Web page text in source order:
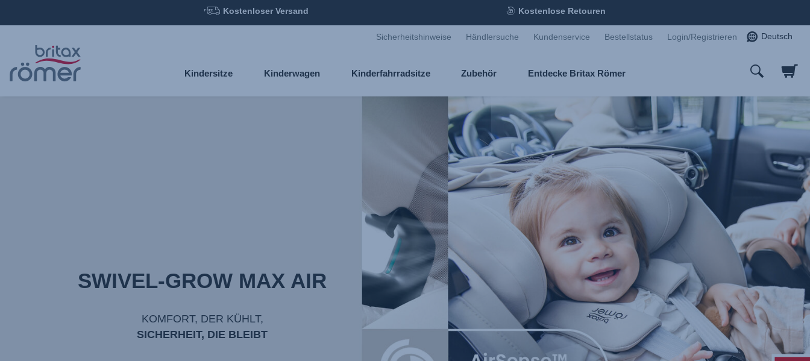
Hauptinhalt
springen
Kostenloser Versand Kostenlose Retouren
Sicherheitshinweise Händlersuche Kundenservice Bestellstatus Login/Registrieren Deutsch
Kindersitze Kinderwagen Kinderfahrradsitze Zubehör Entdecke Britax Römer
SWIVEL-GROW MAX AIR
KOMFORT, DER KÜHLT,
SICHERHEIT, DIE BLEIBT